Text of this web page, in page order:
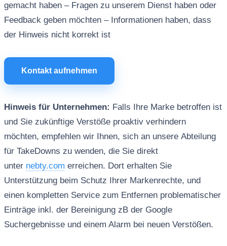
gemacht haben – Fragen zu unserem Dienst haben oder
Feedback geben möchten – Informationen haben, dass
der Hinweis nicht korrekt ist
Kontakt aufnehmen
Hinweis für Unternehmen: Falls Ihre Marke betroffen ist
und Sie zukünftige Verstöße proaktiv verhindern
möchten, empfehlen wir Ihnen, sich an unsere Abteilung
für TakeDowns zu wenden, die Sie direkt
unter nebty.com erreichen. Dort erhalten Sie
Unterstützung beim Schutz Ihrer Markenrechte, und
einen kompletten Service zum Entfernen problematischer
Einträge inkl. der Bereinigung zB der Google
Suchergebnisse und einem Alarm bei neuen Verstößen.